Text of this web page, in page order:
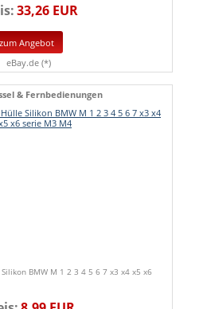
33,26 EUR
zum Angebot
eBay.de (*)
& Fernbedienungen
BMW M 1 2 3 4 5 6 7 x3 x4 x5 x6